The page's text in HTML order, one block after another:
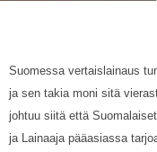
Suomessa vertaislainaus
ja sen takia moni sitä
johtuu siitä että
ja Lainaaja pääasiassa